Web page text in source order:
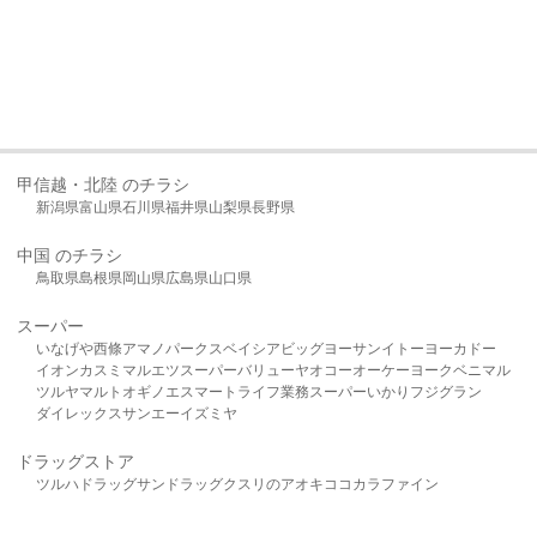
甲信越・北陸 のチラシ
新潟県富山県石川県福井県山梨県長野県
中国 のチラシ
鳥取県島根県岡山県広島県山口県
スーパー
いなげや西條アマノパークスベイシア ビッグヨーサンイトーヨーカドー
イオンカスミ マルエツスーパーバリューヤオコーオーケー ヨークベニマル
ツルヤマルト オギノ エスマート ライフ業務スーパーいかり フジグラン
ダイレックスサンエーイズミヤ
ドラッグストア
ツルハドラッグサンドラッグクスリのアオキ ココカラファイン